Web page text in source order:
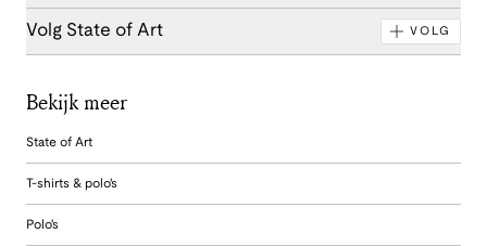
Volg State of Art VOLG
Bekijk meer
State of Art
T-shirts & polo's
Polo's